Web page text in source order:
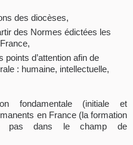
des diocèses,
des Normes édictées les
points d’attention afin de
: humaine, intellectuelle,
fondamentale (initiale et
en France (la formation
pas dans le champ de